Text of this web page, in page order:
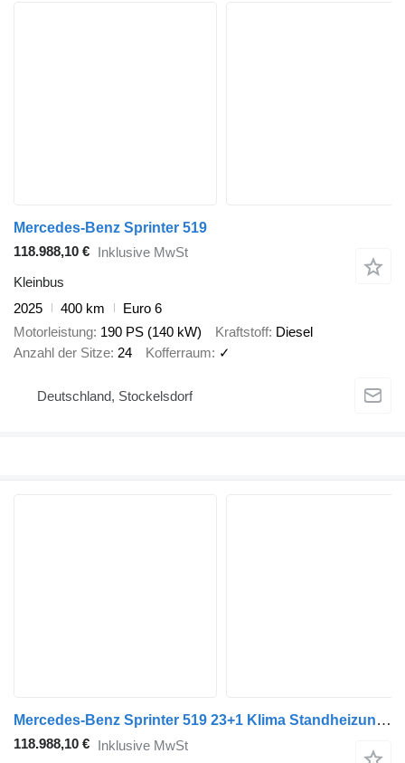
Mercedes-Benz Sprinter 519
118.988,10 €
Inklusive MwSt
Kleinbus
2025
400 km
Euro 6
Motorleistung 190 PS (140 kW) Kraftstoff Diesel
Anzahl der Sitze 24 Kofferraum ✓
Deutschland, Stockelsdorf
Mercedes-Benz Sprinter 519 23+1 Klima Standheizung Ahk El. Tür
118.988,10 € Inklusive MwSt